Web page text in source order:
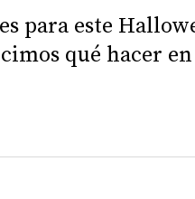
para este
qué hacer